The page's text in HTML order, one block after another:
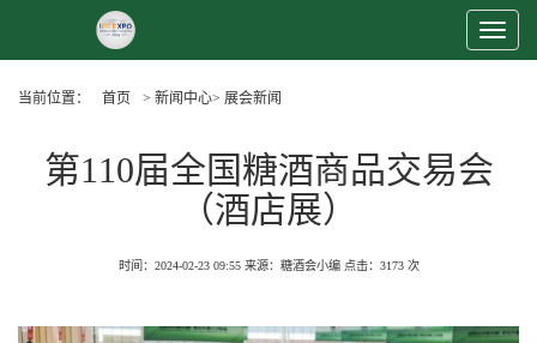
Toggle
当前位置： 首页 > 新闻中心> 展会新闻
第110届全国糖酒商品交易会
（酒店展）
时间：2024-02-23 09:55 来源：糖酒会小编 点击： 3173 次